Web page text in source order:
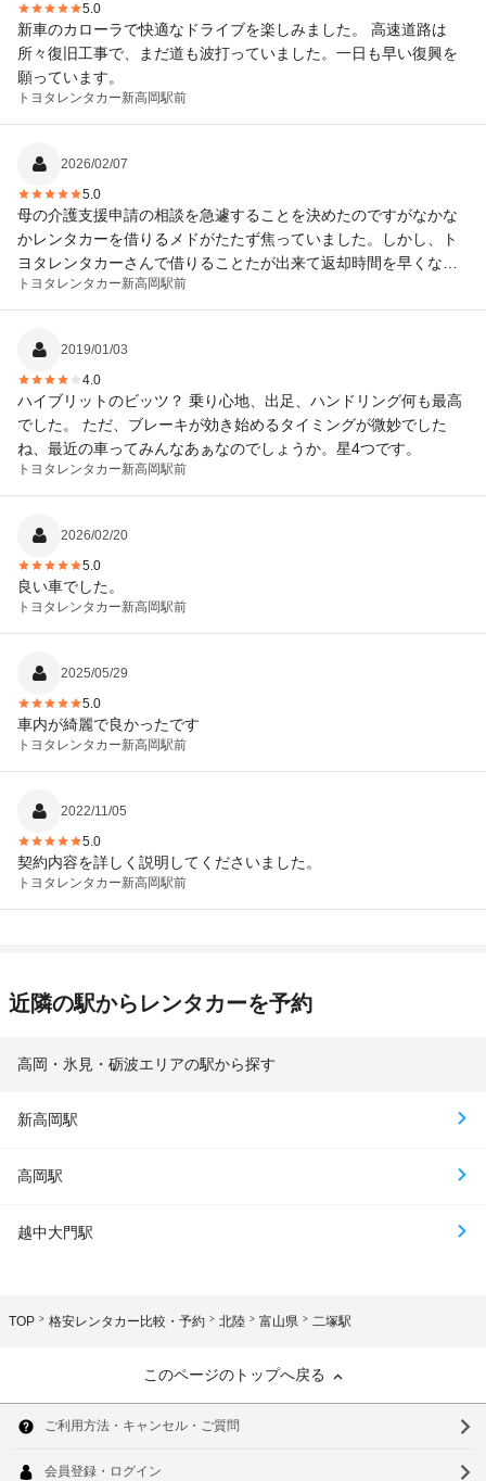
5.0
新車のカローラで快適なドライブを楽しみました。 高速道路は
所々復旧工事で、まだ道も波打っていました。一日も早い復興を
願っています。
トヨタレンタカー新高岡駅前
2026/02/07
5.0
母の介護支援申請の相談を急遽することを決めたのですがなかな
かレンタカーを借りるメドがたたず焦っていました。しかし、ト
ヨタレンタカーさんで借りることたが出来て返却時間を早くなっ
た事で返金までしていただきありがとうございました。
トヨタレンタカー新高岡駅前
2019/01/03
4.0
ハイブリットのビッツ？ 乗り心地、出足、ハンドリング何も最高
でした。 ただ、ブレーキが効き始めるタイミングが微妙でした
ね、最近の車ってみんなあぁなのでしょうか。星4つです。
トヨタレンタカー新高岡駅前
2026/02/20
5.0
良い車でした。
トヨタレンタカー新高岡駅前
2025/05/29
5.0
車内が綺麗で良かったです
トヨタレンタカー新高岡駅前
2022/11/05
5.0
契約内容を詳しく説明してくださいました。
トヨタレンタカー新高岡駅前
近隣の駅からレンタカーを予約
高岡・氷見・砺波エリアの駅から探す
新高岡駅
高岡駅
越中大門駅
TOP 格安レンタカー比較・予約 北陸 富山県 二塚駅
このページのトップへ戻る